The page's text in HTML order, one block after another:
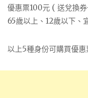
優惠票100元 ( 送兌換
65歲以上、12歲以下、
以上5種身份可購買優